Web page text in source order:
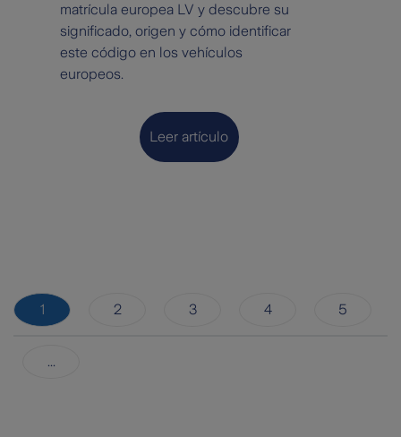
matrícula europea LV y descubre su
significado, origen y cómo identificar
este código en los vehículos
europeos.
Leer artículo
1 2 3 4 5
...